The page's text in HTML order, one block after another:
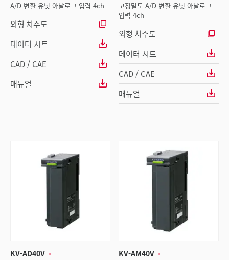
A/D 변환 유닛 아날로그 입력 4ch
외형 치수도
데이터 시트
CAD / CAE
매뉴얼
고정밀도 A/D 변환 유닛 아날로그
입력 4ch
외형 치수도
데이터 시트
CAD / CAE
매뉴얼
KV-AD40V KV-AM40V